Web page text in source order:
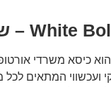
הוא כיסא משרדי